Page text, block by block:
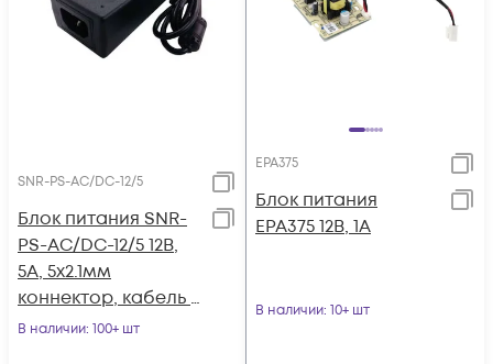
SNR-PS-AC/DC-12/5
Блок питания SNR-
PS-AC/DC-12/5 12В,
5А, 5x2.1мм
коннектор, кабель с
вилкой для подкл. к
В наличии: 100+ шт
EPA375
Блок питания
EPA375 12В, 1А
В наличии: 10+ шт